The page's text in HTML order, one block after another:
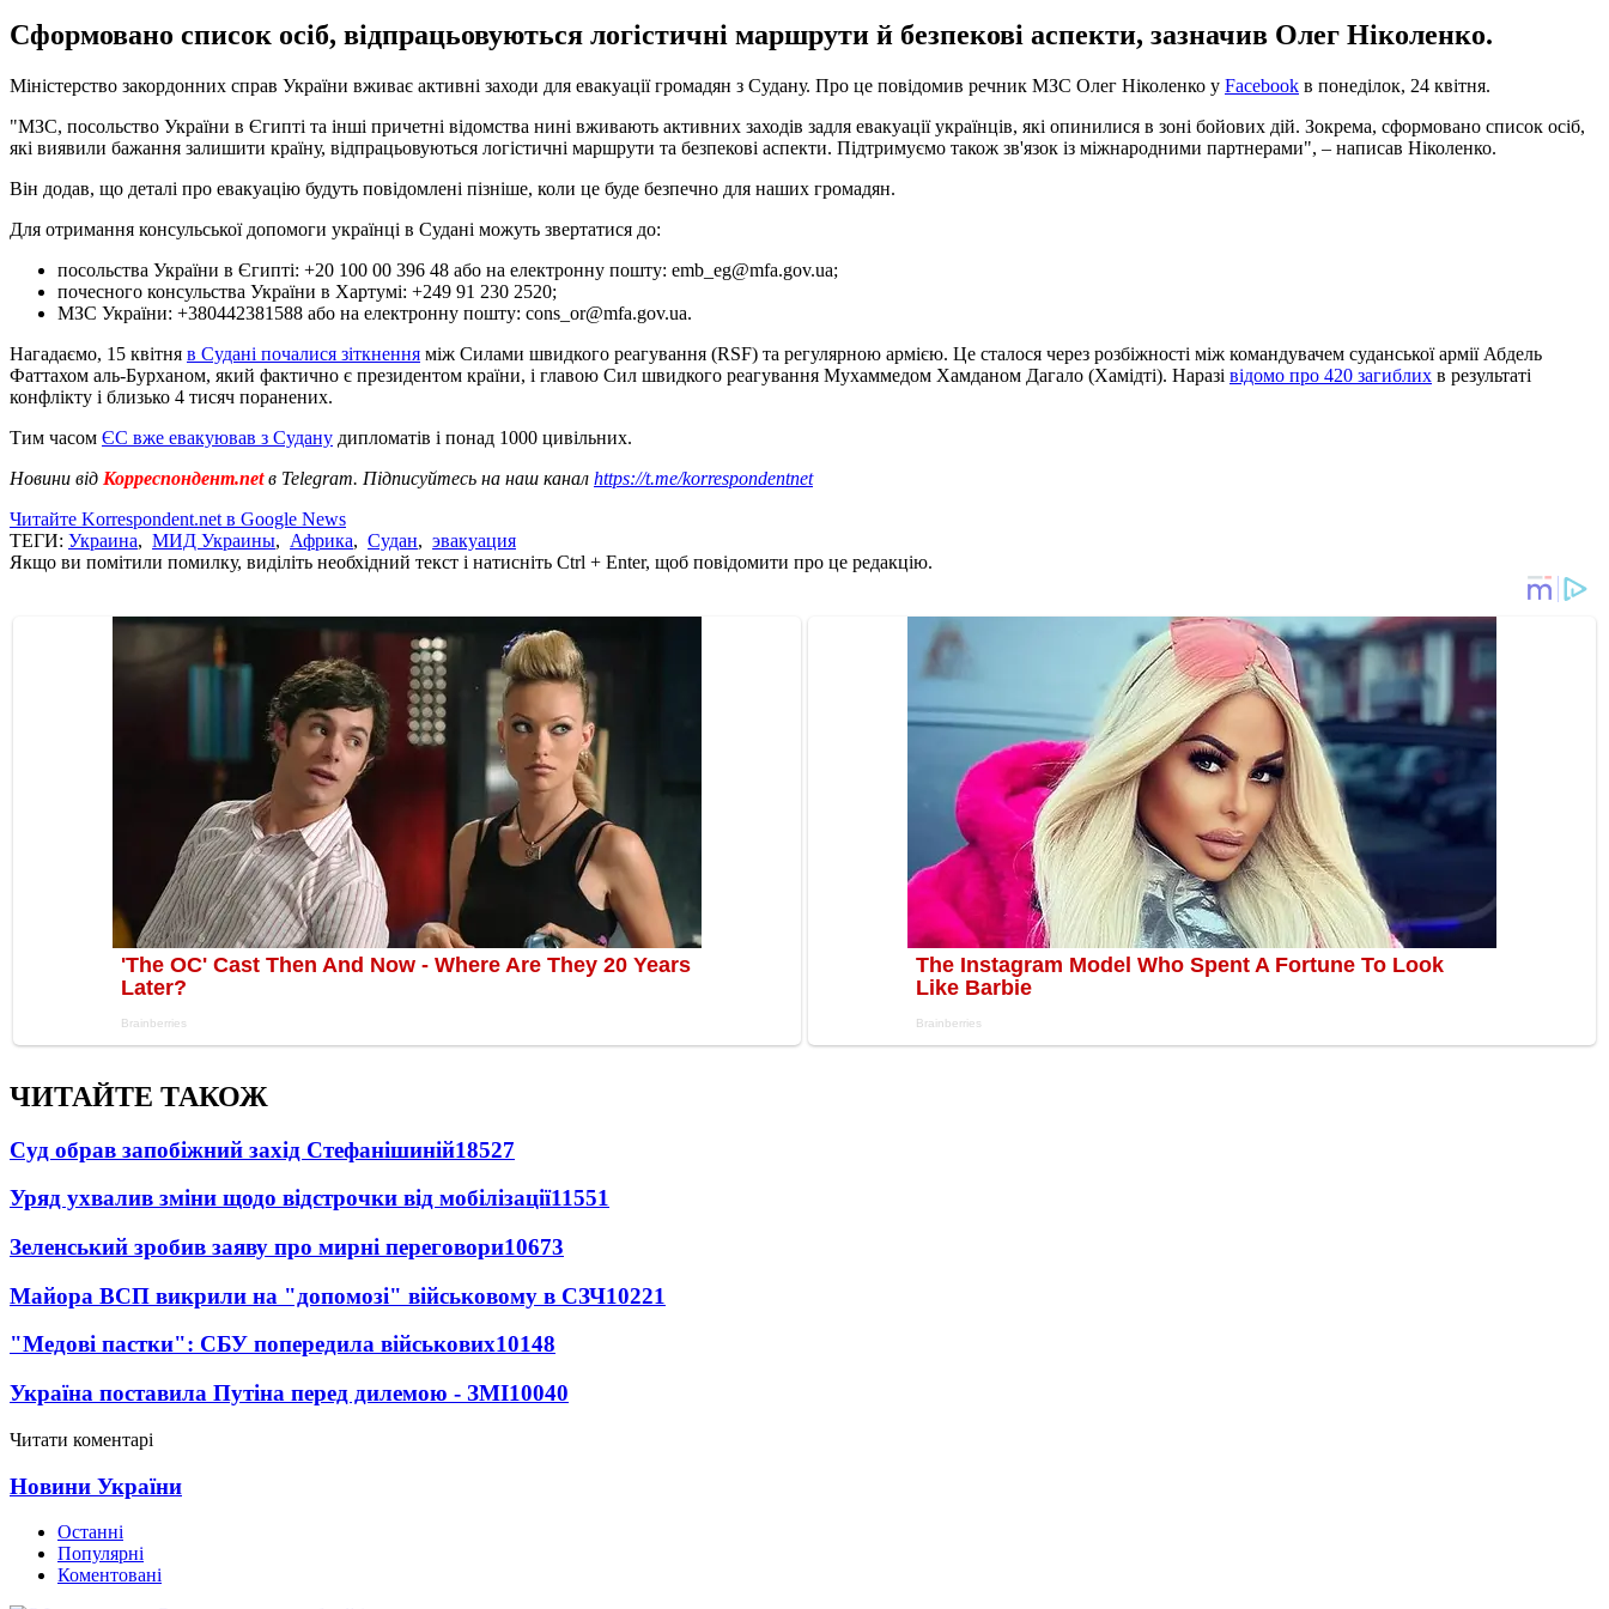
Сформовано список осіб, відпрацьовуються логістичні маршрути й безпекові аспекти, зазначив Олег Ніколенко.
Міністерство закордонних справ України вживає активні заходи для евакуації громадян з Судану. Про це повідомив речник МЗС Олег Ніколенко у Facebook в понеділок, 24 квітня.
"МЗС, посольство України в Єгипті та інші причетні відомства нині вживають активних заходів задля евакуації українців, які опинилися в зоні бойових дій. Зокрема, сформовано список осіб,
які виявили бажання залишити країну, відпрацьовуються логістичні маршрути та безпекові аспекти. Підтримуємо також зв'язок із міжнародними партнерами", – написав Ніколенко.
Він додав, що деталі про евакуацію будуть повідомлені пізніше, коли це буде безпечно для наших громадян.
Для отримання консульської допомоги українці в Судані можуть звертатися до:
посольства України в Єгипті: +20 100 00 396 48 або на електронну пошту: emb_eg@mfa.gov.ua;
почесного консульства України в Хартумі: +249 91 230 2520;
МЗС України: +380442381588 або на електронну пошту: cons_or@mfa.gov.ua.
Нагадаємо, 15 квітня в Судані почалися зіткнення між Силами швидкого реагування (RSF) та регулярною армією. Це сталося через розбіжності між командувачем суданської армії Абдель
Фаттахом аль-Бурханом, який фактично є президентом країни, і главою Сил швидкого реагування Мухаммедом Хамданом Дагало (Хамідті). Наразі відомо про 420 загиблих в результаті
конфлікту і близько 4 тисяч поранених.
Тим часом ЄС вже евакуював з Судану дипломатів і понад 1000 цивільних.
Новини від Корреспондент.netв Telegram. Підписуйтесь на наш канал https://t.me/korrespondentnet
Читайте Korrespondent.net в Google News
ТЕГИ: Украина, МИД Украины, Африка, Судан, эвакуация
Якщо ви помітили помилку, виділіть необхідний текст і натисніть Ctrl + Enter, щоб повідомити про це редакцію.
ЧИТАЙТЕ ТАКОЖ
Суд обрав запобіжний захід Стефанішиній18527
Уряд ухвалив зміни щодо відстрочки від мобілізації11551
Зеленський зробив заяву про мирні переговори10673
Майора ВСП викрили на "допомозі" військовому в СЗЧ10221
"Медові пастки": СБУ попередила військових10148
Україна поставила Путіна перед дилемою - ЗМІ10040
Читати коментарі
Новини України
Останні
Популярні
Коментовані